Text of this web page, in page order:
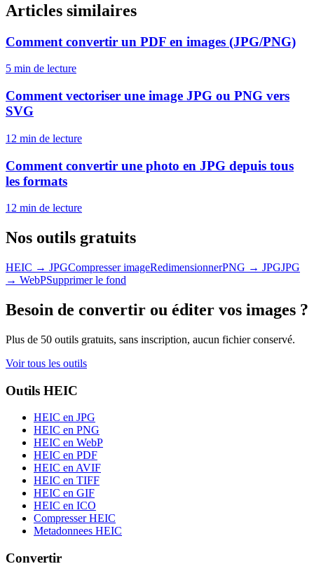
Articles similaires
Comment convertir un PDF en images (JPG/PNG)
5 min de lecture
Comment vectoriser une image JPG ou PNG vers
SVG
12 min de lecture
Comment convertir une photo en JPG depuis tous
les formats
12 min de lecture
Nos outils gratuits
HEIC → JPGCompresser imageRedimensionnerPNG → JPGJPG
→ WebPSupprimer le fond
Besoin de convertir ou éditer vos images ?
Plus de 50 outils gratuits, sans inscription, aucun fichier conservé.
Voir tous les outils
Outils HEIC
HEIC en JPG
HEIC en PNG
HEIC en WebP
HEIC en PDF
HEIC en AVIF
HEIC en TIFF
HEIC en GIF
HEIC en ICO
Compresser HEIC
Metadonnees HEIC
Convertir